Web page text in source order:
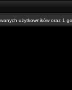
użytkowników oraz 1